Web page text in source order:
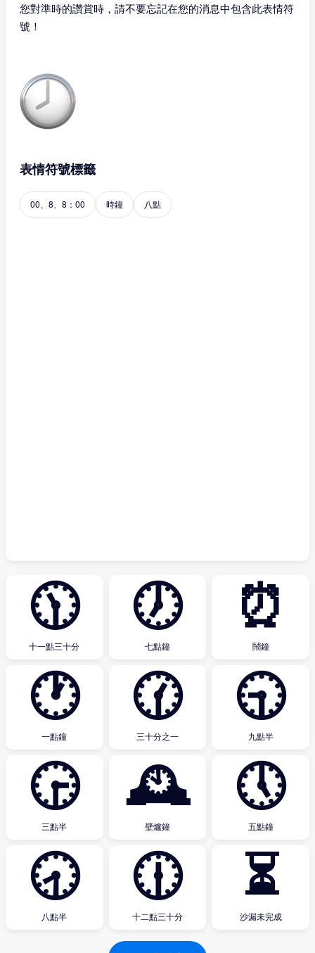
您對準時的讚賞時，請不要忘記在您的消息中包含此表情符
號！
表情符號標籤
00、8、8：00 時鐘 八點
🕦
十一點三十分
🕖
七點鐘
⏰
鬧鐘
🕐
一點鐘
🕜
三十分之一
🕤
九點半
🕞
三點半
🕰
壁爐鐘
🕔
五點鐘
🕣
八點半
🕧
十二點三十分
⏳
沙漏未完成